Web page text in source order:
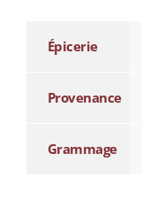
Épicerie
Provenance
Grammage